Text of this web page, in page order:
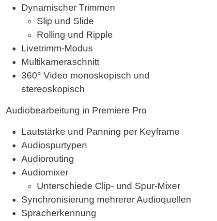
Dynamischer Trimmen
Slip und Slide
Rolling und Ripple
Livetrimm-Modus
Multikameraschnitt
360° Video monoskopisch und
stereoskopisch
Audiobearbeitung in Premiere Pro
Lautstärke und Panning per Keyframe
Audiospurtypen
Audiorouting
Audiomixer
Unterschiede Clip- und Spur-Mixer
Synchronisierung mehrerer Audioquellen
Spracherkennung